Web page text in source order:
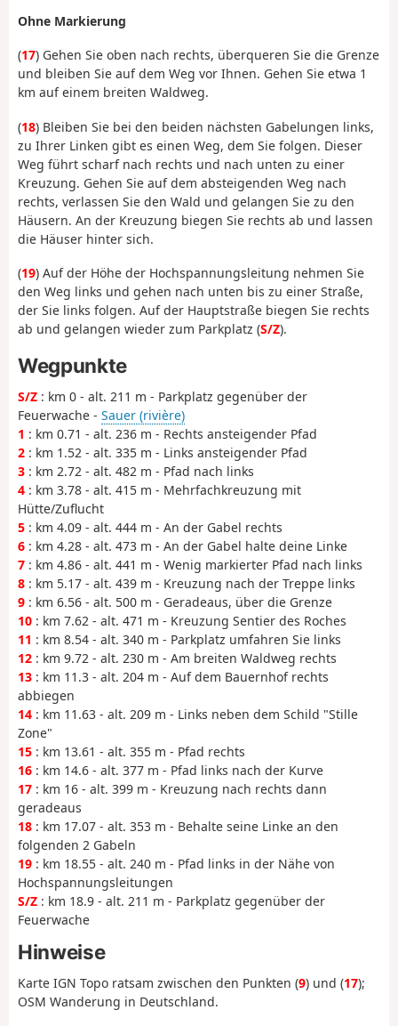
Ohne Markierung
(17) Gehen Sie oben nach rechts, überqueren Sie die Grenze
und bleiben Sie auf dem Weg vor Ihnen. Gehen Sie etwa 1
km auf einem breiten Waldweg.
(18) Bleiben Sie bei den beiden nächsten Gabelungen links,
zu Ihrer Linken gibt es einen Weg, dem Sie folgen. Dieser
Weg führt scharf nach rechts und nach unten zu einer
Kreuzung. Gehen Sie auf dem absteigenden Weg nach
rechts, verlassen Sie den Wald und gelangen Sie zu den
Häusern. An der Kreuzung biegen Sie rechts ab und lassen
die Häuser hinter sich.
(19) Auf der Höhe der Hochspannungsleitung nehmen Sie
den Weg links und gehen nach unten bis zu einer Straße,
der Sie links folgen. Auf der Hauptstraße biegen Sie rechts
ab und gelangen wieder zum Parkplatz (S/Z).
Wegpunkte
S/Z : km 0 - alt. 211 m - Parkplatz gegenüber der
Feuerwache - Sauer (rivière)
1 : km 0.71 - alt. 236 m - Rechts ansteigender Pfad
2 : km 1.52 - alt. 335 m - Links ansteigender Pfad
3 : km 2.72 - alt. 482 m - Pfad nach links
4 : km 3.78 - alt. 415 m - Mehrfachkreuzung mit
Hütte/Zuflucht
5 : km 4.09 - alt. 444 m - An der Gabel rechts
6 : km 4.28 - alt. 473 m - An der Gabel halte deine Linke
7 : km 4.86 - alt. 441 m - Wenig markierter Pfad nach links
8 : km 5.17 - alt. 439 m - Kreuzung nach der Treppe links
9 : km 6.56 - alt. 500 m - Geradeaus, über die Grenze
10 : km 7.62 - alt. 471 m - Kreuzung Sentier des Roches
11 : km 8.54 - alt. 340 m - Parkplatz umfahren Sie links
12 : km 9.72 - alt. 230 m - Am breiten Waldweg rechts
13 : km 11.3 - alt. 204 m - Auf dem Bauernhof rechts
abbiegen
14 : km 11.63 - alt. 209 m - Links neben dem Schild "Stille
Zone"
15 : km 13.61 - alt. 355 m - Pfad rechts
16 : km 14.6 - alt. 377 m - Pfad links nach der Kurve
17 : km 16 - alt. 399 m - Kreuzung nach rechts dann
geradeaus
18 : km 17.07 - alt. 353 m - Behalte seine Linke an den
folgenden 2 Gabeln
19 : km 18.55 - alt. 240 m - Pfad links in der Nähe von
Hochspannungsleitungen
S/Z : km 18.9 - alt. 211 m - Parkplatz gegenüber der
Feuerwache
Hinweise
Karte IGN Topo ratsam zwischen den Punkten (9) und (17);
OSM Wanderung in Deutschland.